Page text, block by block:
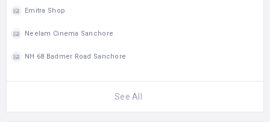
Emitra Shop
Neelam Cinema Sanchore
NH 68 Badmer Road Sanchore
See All